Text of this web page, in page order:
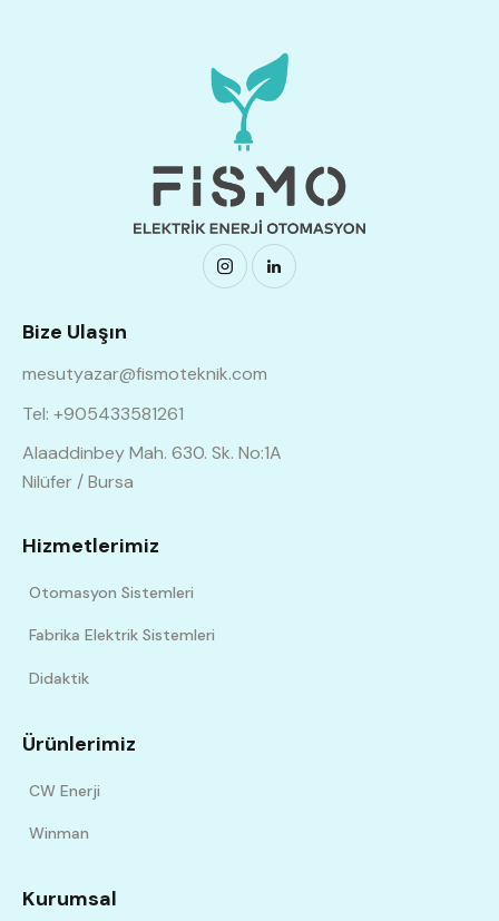
Bize Ulaşın
mesutyazar@fismoteknik.com
Tel: +905433581261
Alaaddinbey Mah. 630. Sk. No:1A
Nilüfer / Bursa
Hizmetlerimiz
Otomasyon Sistemleri
Fabrika Elektrik Sistemleri
Didaktik
Ürünlerimiz
CW Enerji
Winman
Kurumsal